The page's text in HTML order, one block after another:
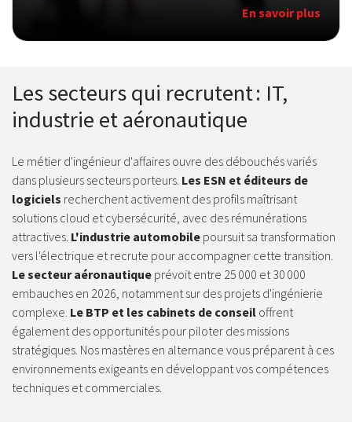
En savoir plus
Les secteurs qui recrutent : IT,
industrie et aéronautique
Le métier d'ingénieur d'affaires ouvre des débouchés variés
dans plusieurs secteurs porteurs. Les ESN et éditeurs de
logiciels recherchent activement des profils maîtrisant
solutions cloud et cybersécurité, avec des rémunérations
attractives. L'industrie automobile poursuit sa transformation
vers l'électrique et recrute pour accompagner cette transition.
Le secteur aéronautique prévoit entre 25 000 et 30 000
embauches en 2026, notamment sur des projets d'ingénierie
complexe. Le BTP et les cabinets de conseil offrent
également des opportunités pour piloter des missions
stratégiques. Nos mastères en alternance vous préparent à ces
environnements exigeants en développant vos compétences
techniques et commerciales.